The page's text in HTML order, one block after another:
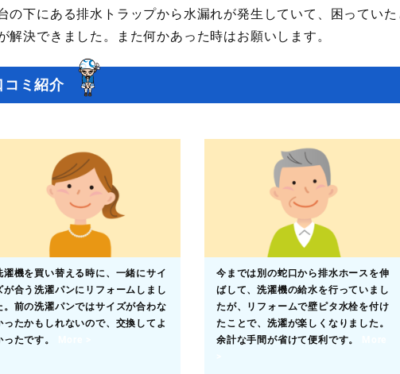
の下にある排水トラップから水漏れが発生していて、困ってい
解決できました。また何かあった時はお願いします。
コミ紹介
濯機を買い替える時に、一緒にサイ
が合う洗濯パンにリフォームしまし
。前の洗濯パンではサイズが合わな
ったかもしれないので、交換してよ
ったです。
今までは別の蛇口から排水ホースを伸
ばして、洗濯機の給水を行っていまし
たが、リフォームで壁ピタ水栓を付け
たことで、洗濯が楽しくなりました。
余計な手間が省けて便利です。